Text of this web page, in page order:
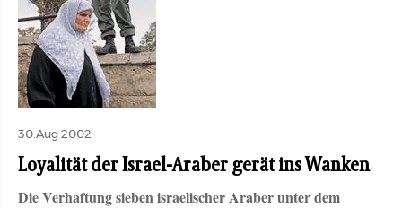
30.Aug 2002
Loyalität der Israel-Araber gerät ins Wanken
Die Verhaftung sieben israelischer Araber unter dem